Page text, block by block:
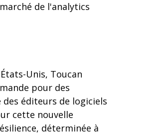
de l'analytics
Unis, Toucan
pour des
éditeurs de logiciels
cette nouvelle
déterminée à